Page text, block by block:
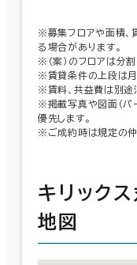
※募集フロアや面積、
る場合があります。
※（案）のフロアは分
※賃貸条件の上段は月
※賃料、共益費は別途
※掲載写真や図面（パ
優先します。
※ご成約時は規定の仲
キリック
地図